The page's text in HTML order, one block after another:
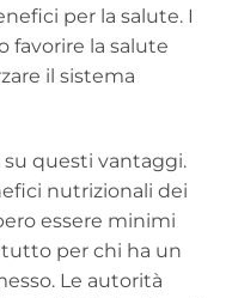
per la salute. I
favorire la salute
il sistema
questi vantaggi.
nutrizionali dei
essere minimi
per chi ha un
Le autorità